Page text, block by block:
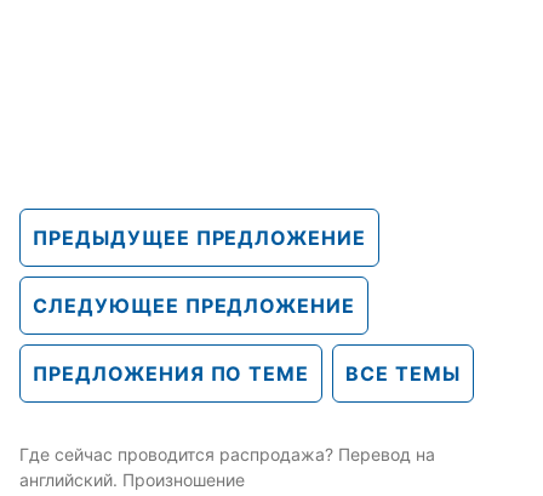
ПРЕДЫДУЩЕЕ ПРЕДЛОЖЕНИЕ
СЛЕДУЮЩЕЕ ПРЕДЛОЖЕНИЕ
ПРЕДЛОЖЕНИЯ ПО ТЕМЕ ВСЕ ТЕМЫ
Где сейчас проводится распродажа? Перевод на
английский. Произношение